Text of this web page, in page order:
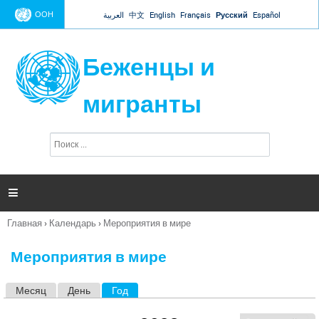
Jump to navigation
ООН العربية 中文 English Français Русский Español
Беженцы и
мигранты
п
и

Вы
Главная › Календарь › Мероприятия в мире
Мероприятия в мире
Месяц День Год